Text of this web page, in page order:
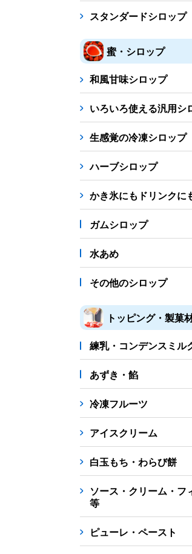
カップ・スプーン
紙カップ プラスチックカッ
フローズンドリンク材料
シロップ 冷凍フルーツ
備品
蜜かけシャワー・レードル
販促
氷旗 のぼり 横幕
かき氷書籍
かき氷コレクション
スタンダードシロップ
蜜・シロップ
和風甘味シロップ
いろいろ使える汎用シ
生感覚の冷凍シロップ
ハーブシロップ
かき氷にもドリンクに
ガムシロップ
水あめ
その他のシロップ
トッピング・製菓
練乳・コンデンスミル
あずき・餡
冷凍フルーツ
アイスクリーム
白玉もち・わらび餅
ソース・クリーム・フ
等
ピューレ・ペースト